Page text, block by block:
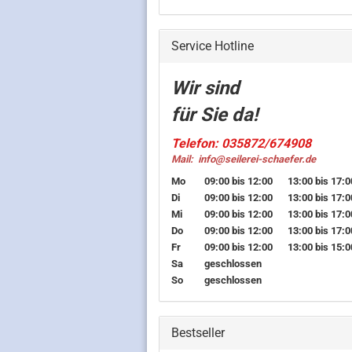
Service Hotline
Wir sind
für Sie da!
Telefon: 035872/674908
Mail: info@seilerei-schaefer.de
Mo
09:00 bis 12:00
13:00 bis
Di
09:00 bis 12:00
13:00 bis
Mi
09:00 bis 12:00
13:00 bis
Do
09:00 bis 12:00
13:00 bis
Fr
09:00 bis 12:00
13:00 bis
Sa
geschlossen
So
geschlossen
Bestseller